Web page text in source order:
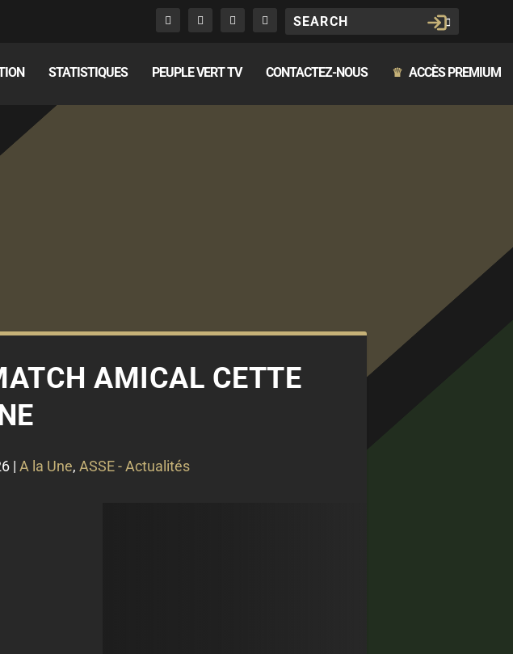
STATISTIQUES PEUPLE VERT TV CONTACTEZ-NOUS ♛ ACCÈS PREMIUM
AMICAL CETTE
| A la Une, ASSE - Actualités